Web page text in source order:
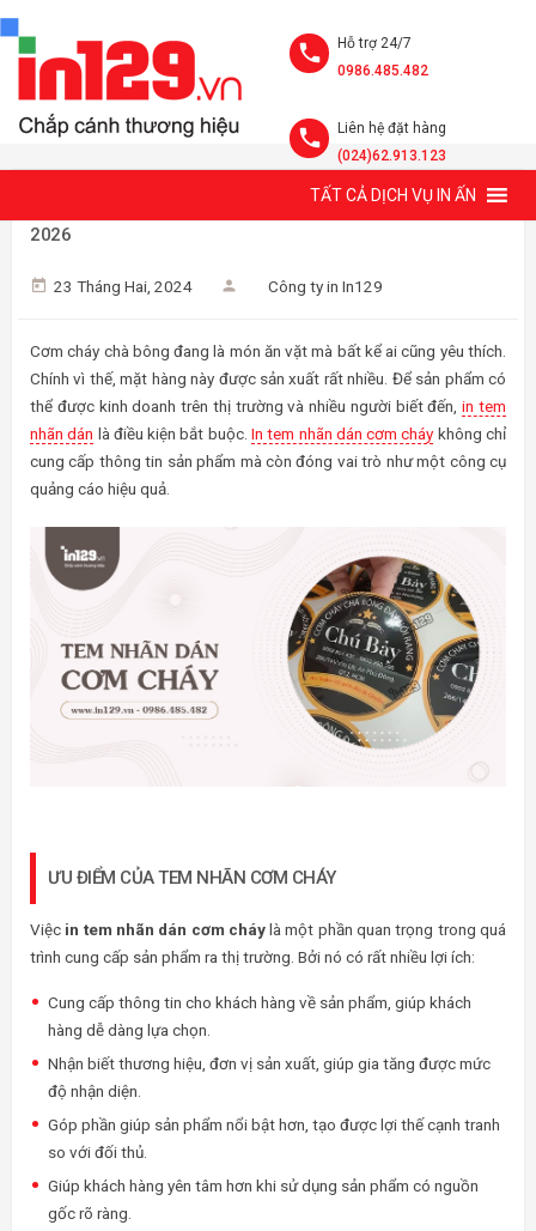
Hỗ trợ 24/7
0986.485.482
Liên hệ đặt hàng
(024)62.913.123
TẤT CẢ DỊCH VỤ IN ẤN
XƯỞNG IN TEM NHÃN DÁN CƠM CHÁY GIÁ RẺ TẠI HÀ NỘI
2026
23 Tháng Hai, 2024 Công ty in In129
Cơm cháy chà bông đang là món ăn vặt mà bất kể ai cũng yêu thích.
Chính vì thế, mặt hàng này được sản xuất rất nhiều. Để sản phẩm có
thể được kinh doanh trên thị trường và nhiều người biết đến,in tem
nhãn dán là điều kiện bắt buộc.In tem nhãn dán cơm cháy không chỉ
cung cấp thông tin sản phẩm mà còn đóng vai trò như một công cụ
quảng cáo hiệu quả.
ƯU ĐIỂM CỦA TEM NHÃN CƠM CHÁY
Việc in tem nhãn dán cơm cháylà một phần quan trọng trong quá
trình cung cấp sản phẩm ra thị trường. Bởi nó có rất nhiều lợi ích:
Cung cấp thông tin cho khách hàng về sản phẩm, giúp khách
hàng dễ dàng lựa chọn.
Nhận biết thương hiệu, đơn vị sản xuất, giúp gia tăng được mức
độ nhận diện.
Góp phần giúp sản phẩm nổi bật hơn, tạo được lợi thế cạnh tranh
so với đối thủ.
Giúp khách hàng yên tâm hơn khi sử dụng sản phẩm có nguồn
gốc rõ ràng.